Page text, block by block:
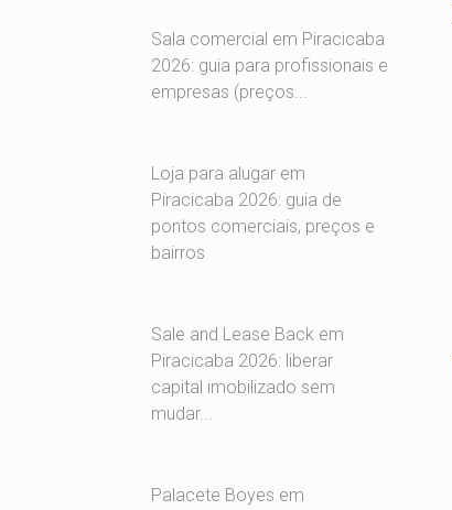
Sala comercial em Piracicaba
2026: guia para profissionais e
empresas (preços...
Loja para alugar em
Piracicaba 2026: guia de
pontos comerciais, preços e
bairros
Sale and Lease Back em
Piracicaba 2026: liberar
capital imobilizado sem
mudar...
Palacete Boyes em